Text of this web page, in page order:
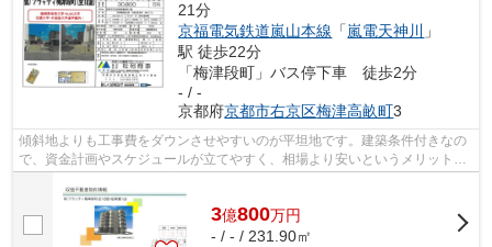
21分
京福電気鉄道嵐山本線 「嵐電天神川
」
駅 徒歩22分
「梅津段町」バス停下車 徒歩2分
- / -
京都府京都市右京区梅津高畝町3
傾斜地よりも工事費をダウンさせやすいのが平坦地です。建築条件付きなの
で、資金計画やスケジュールが立てやすく、相場より安いというメリットが
3億800万円
- / - / 231.90㎡